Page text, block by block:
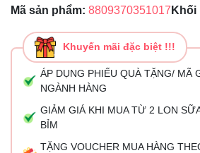
Mã sản phẩm: 8809370351017
Khuyến mãi đặc biệt !!!
ÁP DỤNG PHIẾU QUÀ TẶNG/ MÃ
NGÀNH HÀNG
GIẢM GIÁ KHI MUA TỪ 2 LON
BỈM
TẶNG VOUCHER MUA HÀNG